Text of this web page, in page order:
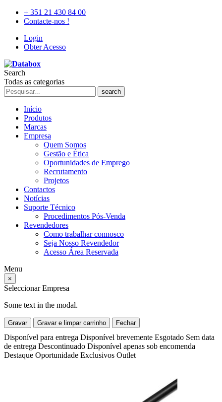
+ 351 21 430 84 00
Contacte-nos !
Login
Obter Acesso
Search
Todas as categorias
search
Início
Produtos
Marcas
Empresa
Quem Somos
Gestão e Ética
Oportunidades de Emprego
Recrutamento
Projetos
Contactos
Notícias
Suporte Técnico
Procedimentos Pós-Venda
Revendedores
Como trabalhar connosco
Seja Nosso Revendedor
Acesso Área Reservada
Menu
×
Seleccionar Empresa
Some text in the modal.
Gravar Gravar e limpar carrinho Fechar
Disponível para entrega Disponível brevemente Esgotado Sem data
de entrega Descontinuado Disponível apenas sob encomenda
Destaque Oportunidade Exclusivos Outlet